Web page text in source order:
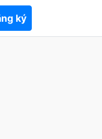
ký